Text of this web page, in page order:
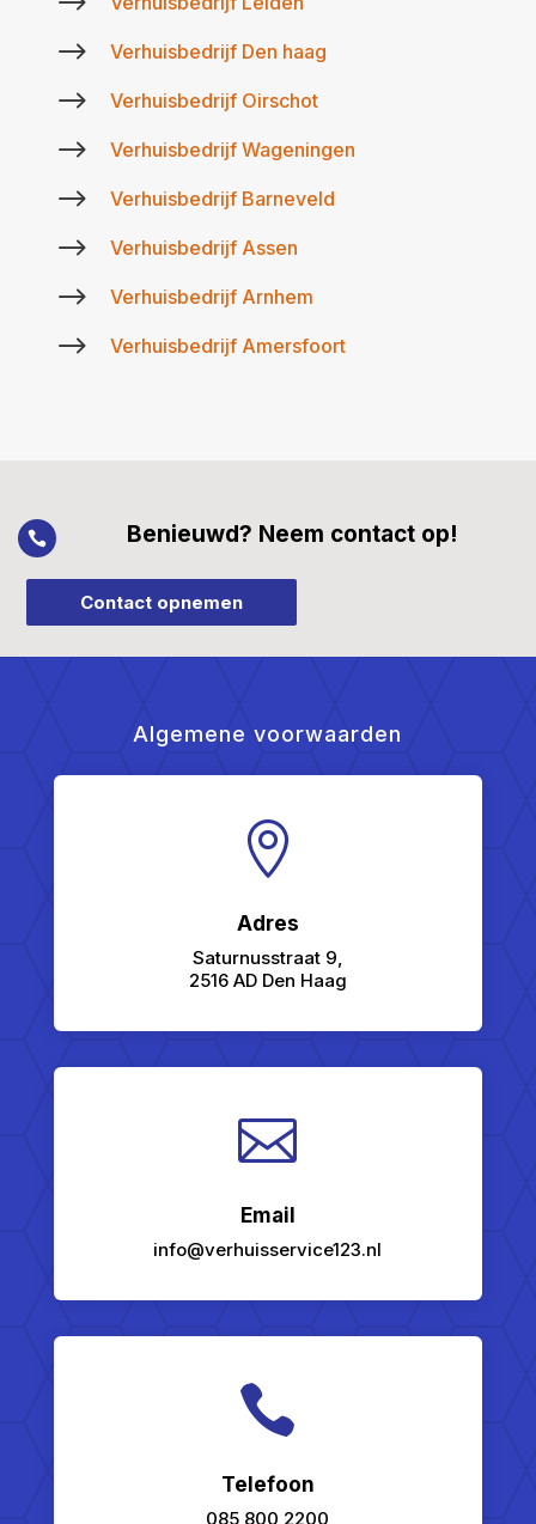
$ Verhuisbedrijf Den haag
$ Verhuisbedrijf Oirschot
$ Verhuisbedrijf Wageningen
$ Verhuisbedrijf Barneveld
$ Verhuisbedrijf Assen
$ Verhuisbedrijf Arnhem
$ Verhuisbedrijf Amersfoort
 Benieuwd? Neem contact op!
Contact opnemen
Algemene voorwaarden

Adres
Saturnusstraat 9,
2516 AD Den Haag

Email
info@verhuisservice123.nl

Telefoon
085 800 2200